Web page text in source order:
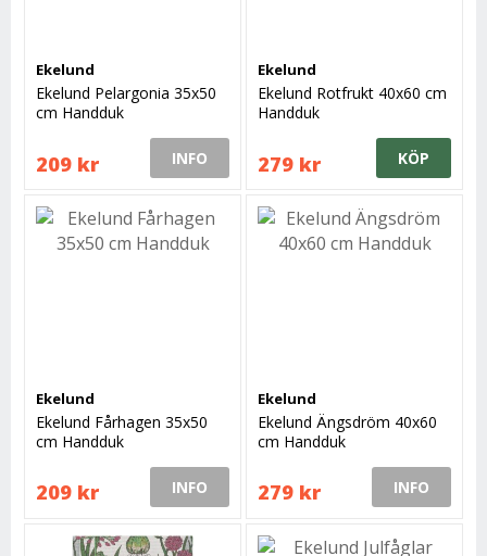
Ekelund
Ekelund Pelargonia 35x50
cm Handduk
209 kr INFO
Ekelund
Ekelund Rotfrukt 40x60 cm
Handduk
279 kr KÖP
Ekelund
Ekelund Fårhagen 35x50
cm Handduk
209 kr INFO
Ekelund
Ekelund Ängsdröm 40x60
cm Handduk
279 kr INFO